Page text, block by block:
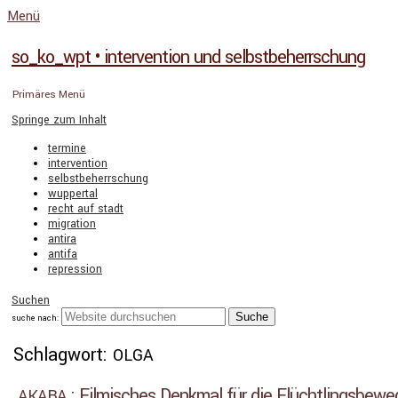
Menü
so_ko_wpt • intervention und selbstbeherrschung
Primäres Menü
Springe zum Inhalt
termine
intervention
selbstbeherrschung
wuppertal
recht auf stadt
migration
antira
antifa
repression
Suchen
suche nach:
Schlagwort: OLGA